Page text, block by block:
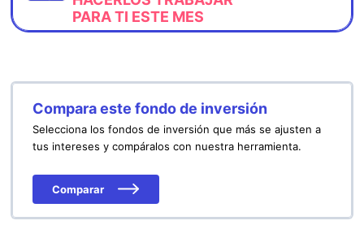
PARA TI ESTE MES
Compara este fondo de inversión
Selecciona los fondos de inversión que más se ajusten a
tus intereses y compáralos con nuestra herramienta.
Comparar